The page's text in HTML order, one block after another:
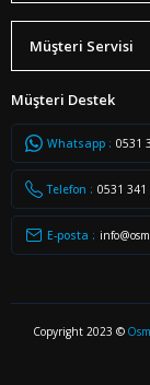
Müşteri Servisi
Müşteri Destek
Whatsapp : 0531
Telefon : 0531 341
E-posta :
Copyright 2023 ©